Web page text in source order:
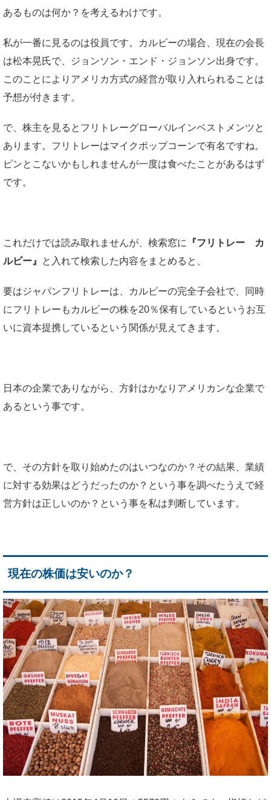
あるものは何か？を考えるわけです。
私が一番に見るのは役員です。カルビーの場合、現在の会長
は松本晃氏で、ジョンソン・エンド・ジョンソン出身です。
このことによりアメリカ方式の経営が取り入れられることは
予想が付きます。
で、株主を見るとフリトレーグローバルインベストメンツと
あります。フリトレーはマイクポップコーンで有名ですね。
ピンとこないかもしれませんが一度は食べたことがあるはず
です。
これだけでは読み取れませんが、検索窓に
『フリトレー カ
ルビー』
と入れて検索した内容をまとめると、
要はジャパンフリトレーは、カルビーの完全子会社で、同時
にフリトレーもカルビーの株を20％保有しているというお互
いに資本提携しているという関係が見えてきます。
日本の企業でありながら、方針はかなりアメリカンな企業で
あるという事です。
で、その方針を取り始めたのはいつなのか？その結果、業績
に対する効果はどうだったのか？という事を調べたうえで経
営方針は正しいのか？という事を私は判断しています。
現在の株価は安いのか？